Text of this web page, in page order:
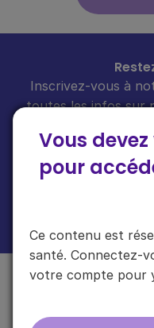
Vous
pour
Ce contenu est
santé. Connectez-
votre compte pour
Inscrivez-vous à
toutes les infos sur